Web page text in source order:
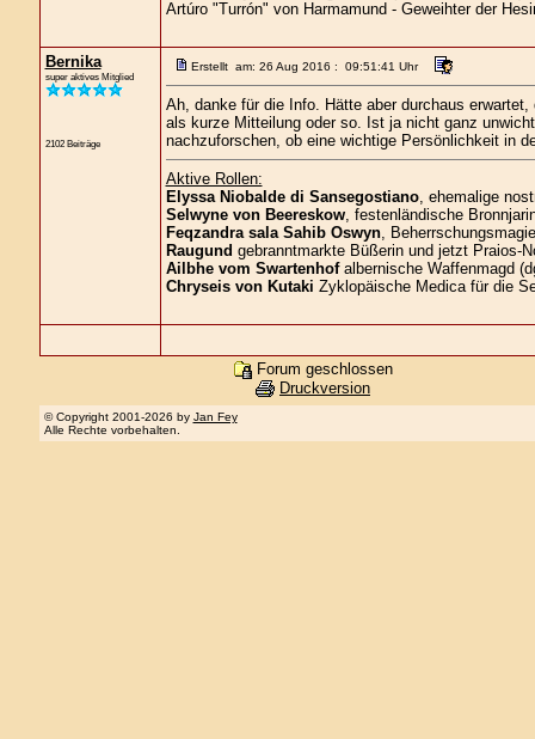
Artúro "Turrón" von Harmamund - Geweihter der
Bernika
super aktives Mitglied
2102 Beiträge
Erstellt am: 26 Aug 2016 : 09:51:41 Uhr
Ah, danke für die Info. Hätte aber durchaus
als kurze Mitteilung oder so. Ist ja nicht ganz
nachzuforschen, ob eine wichtige Persönlichkeit in
Aktive Rollen:
Elyssa Niobalde di Sansegostiano, ehemalige
Selwyne von Beereskow, festenländische
Feqzandra sala Sahib Oswyn,
Raugund gebranntmarkte Büßerin und jetzt Praios-
Ailbhe vom Swartenhofalbernische Waffenmagd
Chryseis von Kutaki Zyklopäische Medica für die
Forum geschlossen
Druckversion
© Copyright 2001-2026 by Jan Fey
Alle Rechte vorbehalten.